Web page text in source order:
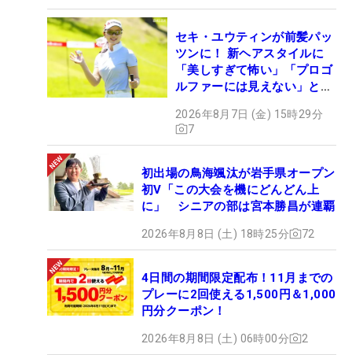
セキ・ユウティンが前髪パッ
ツンに！ 新ヘアスタイルに
「美しすぎて怖い」「プロゴ
ルファーには見えない」とコ
2026年8月7日 (金) 15時29分
7
初出場の鳥海颯汰が岩手県オープン
初V「この大会を機にどんどん上
に」 シニアの部は宮本勝昌が連覇
2026年8月8日 (土) 18時25分 72
4日間の期間限定配布！11月までの
プレーに2回使える1,500円＆1,000
円分クーポン！
2026年8月8日 (土) 06時00分 2